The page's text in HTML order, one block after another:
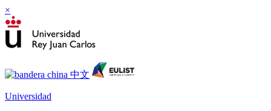
×
Universidad